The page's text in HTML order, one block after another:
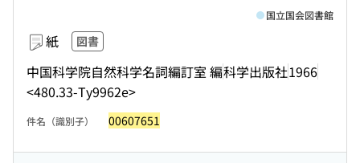
紙 図書
中国科学院自然科学名詞編訂室 編科学出版社1966
<480.33-Ty9962e>
国立国会図書館
件名（識別子） 00607651